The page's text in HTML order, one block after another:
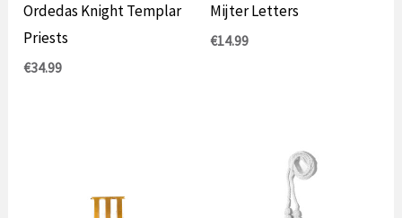
Ordedas Knight Templar
Priests
€34.99
Mijter Letters
€14.99